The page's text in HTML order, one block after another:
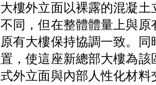
樓外立面以裸露的混凝
同，但在整體體量上與
有大樓保持協調一致。
，使這座新總部大樓為
外立面與內部人性化材